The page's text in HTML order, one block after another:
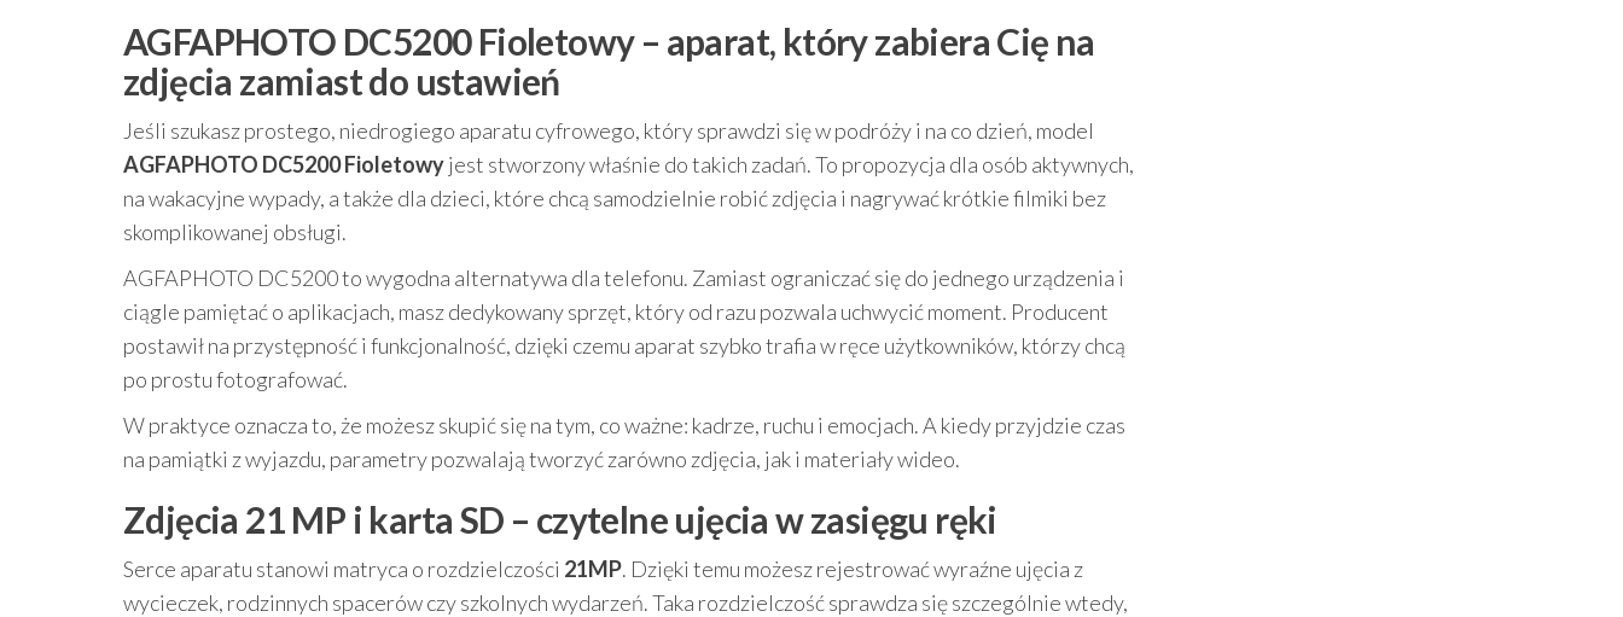
AGFAPHOTO DC5200 Fioletowy – aparat, który zabiera Cię na
zdjęcia zamiast do ustawień
Jeśli szukasz prostego, niedrogiego aparatu cyfrowego, który sprawdzi się w podróży i na co dzień, model
AGFAPHOTO DC5200 Fioletowyjest stworzony właśnie do takich zadań. To propozycja dla osób aktywnych,
na wakacyjne wypady, a także dla dzieci, które chcą samodzielnie robić zdjęcia i nagrywać krótkie filmiki bez
skomplikowanej obsługi.
AGFAPHOTO DC5200 to wygodna alternatywa dla telefonu. Zamiast ograniczać się do jednego urządzenia i
ciągle pamiętać o aplikacjach, masz dedykowany sprzęt, który od razu pozwala uchwycić moment. Producent
postawił na przystępność i funkcjonalność, dzięki czemu aparat szybko trafia w ręce użytkowników, którzy chcą
po prostu fotografować.
W praktyce oznacza to, że możesz skupić się na tym, co ważne: kadrze, ruchu i emocjach. A kiedy przyjdzie czas
na pamiątki z wyjazdu, parametry pozwalają tworzyć zarówno zdjęcia, jak i materiały wideo.
Zdjęcia 21 MP i karta SD – czytelne ujęcia w zasięgu ręki
Serce aparatu stanowi matryca o rozdzielczości 21MP. Dzięki temu możesz rejestrować wyraźne ujęcia z
wycieczek, rodzinnych spacerów czy szkolnych wydarzeń. Taka rozdzielczość sprawdza się szczególnie wtedy,